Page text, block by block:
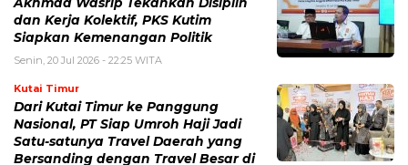
Akhmad Wasrip Tekankan Disiplin
dan Kerja Kolektif, PKS Kutim
Siapkan Kemenangan Politik
Senin, 20 Jul 2026 - 22:25 WITA
Kutai Timur
Dari Kutai Timur ke Panggung
Nasional, PT Siap Umroh Haji Jadi
Satu-satunya Travel Daerah yang
Bersanding dengan Travel Besar di